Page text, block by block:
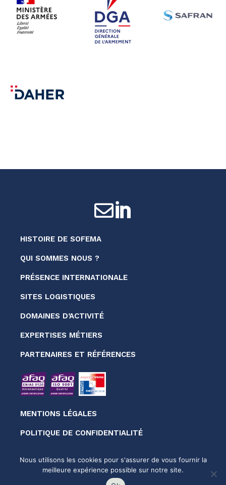
MENTIONS LÉGALES
POLITIQUE DE CONFIDENTIALITÉ
© SOFEMA 2026
HISTOIRE DE SOFEMA
QUI SOMMES NOUS ?
PRÉSENCE INTERNATIONALE
SITES LOGISTIQUES
DOMAINES D’ACTIVITÉ
EXPERTISES MÉTIERS
PARTENAIRES ET RÉFÉRENCES

Nous utilisons les cookies pour s'assurer de vous fournir la
meilleure expérience possible sur notre site.